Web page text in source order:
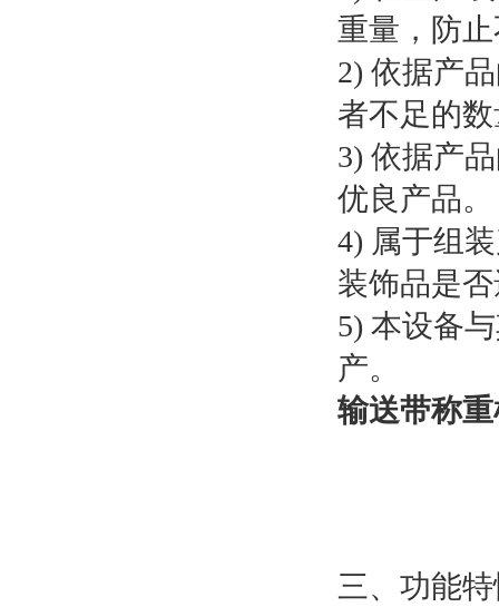
重量，防
2) 依据产
者不足的
3) 依据产
优良产品。
4) 属于组
装饰品是
5) 本设备
产。
输送带称
三、功能